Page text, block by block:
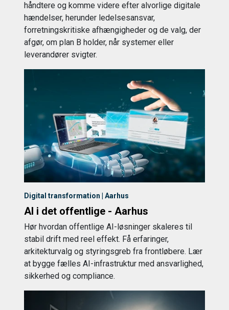
håndtere og komme videre efter alvorlige digitale
hændelser, herunder ledelsesansvar,
forretningskritiske afhængigheder og de valg, der
afgør, om plan B holder, når systemer eller
leverandører svigter.
Digital transformation | Aarhus
AI i det offentlige - Aarhus
Hør hvordan offentlige AI-løsninger skaleres til
stabil drift med reel effekt. Få erfaringer,
arkitekturvalg og styringsgreb fra frontløbere. Lær
at bygge fælles AI-infrastruktur med ansvarlighed,
sikkerhed og compliance.